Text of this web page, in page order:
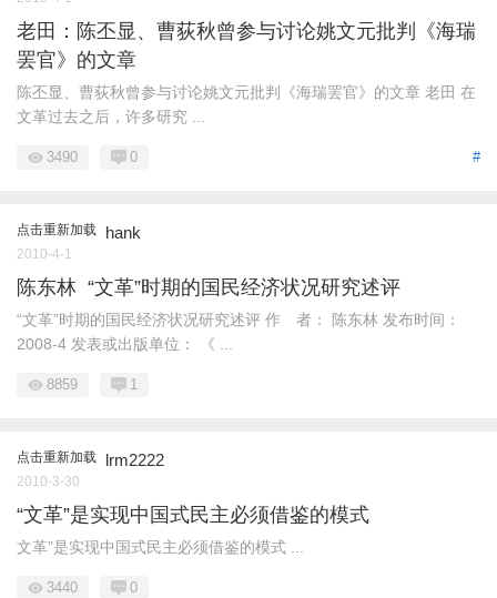
老田：陈丕显、曹荻秋曾参与讨论姚文元批判《海瑞
罢官》的文章
陈丕显、曹荻秋曾参与讨论姚文元批判《海瑞罢官》的文章 老田 在
文革过去之后，许多研究 ...
#
3490 0
点击重新加载 hank
2010-4-1
陈东林 “文革”时期的国民经济状况研究述评
“文革”时期的国民经济状况研究述评 作 者： 陈东林 发布时间：
2008-4 发表或出版单位： 《 ...
8859 1
点击重新加载 lrm2222
2010-3-30
“文革”是实现中国式民主必须借鉴的模式
文革”是实现中国式民主必须借鉴的模式 ...
3440 0